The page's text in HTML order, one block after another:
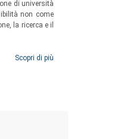
di università
non come
la ricerca e il
Scopri di più